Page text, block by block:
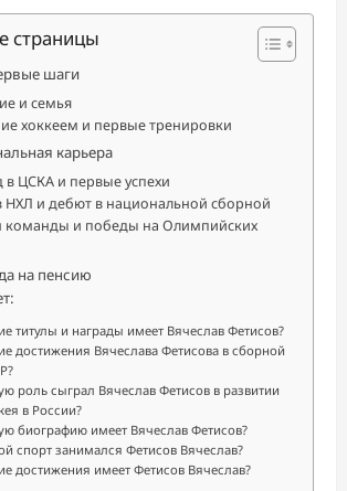
страницы
шаги
и семья
хоккеем и первые тренировки
карьера
в ЦСКА и первые успехи
НХЛ и дебют в национальной сборной
команды и победы на Олимпийских
на пенсию
титулы и награды имеет Вячеслав Фетисов?
достижения Вячеслава Фетисова в сборной
роль сыграл Вячеслав Фетисов в развитии
в России?
биографию имеет Вячеслав Фетисов?
спорт занимался Фетисов Вячеслав?
достижения имеет Фетисов Вячеслав?